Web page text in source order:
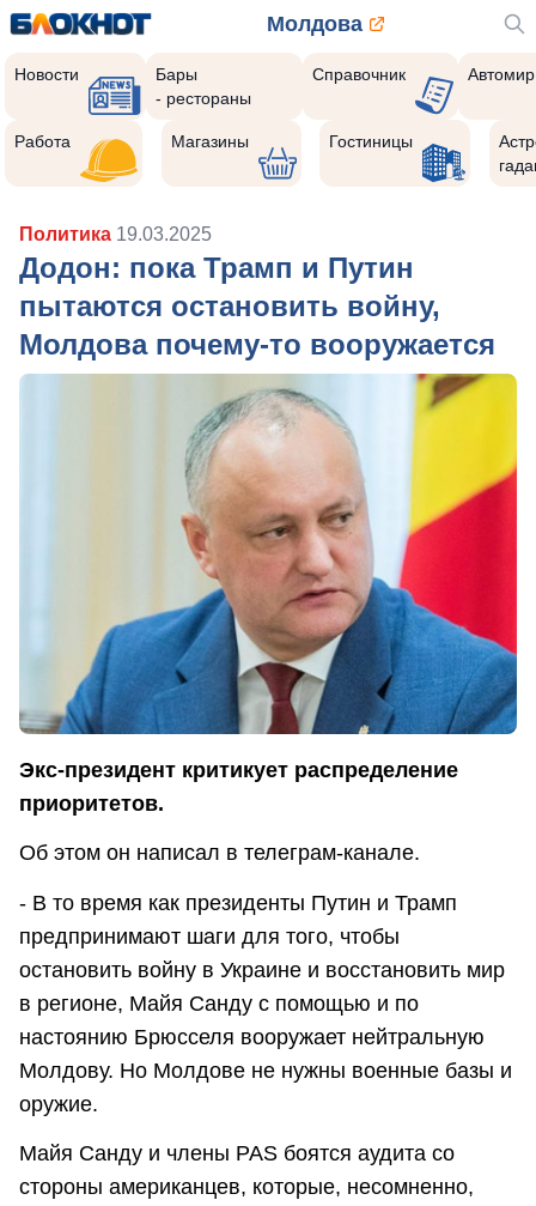
Молдова
Новости
Бары
- рестораны
Справочник Автомир
Работа Магазины Гостиницы
Политика 19.03.2025
Додон: пока Трамп и Путин
пытаются остановить войну,
Молдова почему-то вооружается
Экс-президент критикует распределение
приоритетов.
Об этом он написал в телеграм-канале.
- В то время как президенты Путин и Трамп
предпринимают шаги для того, чтобы
остановить войну в Украине и восстановить мир
в регионе, Майя Санду с помощью и по
настоянию Брюсселя вооружает нейтральную
Молдову. Но Молдове не нужны военные базы и
оружие.
Майя Санду и члены PAS боятся аудита со
стороны американцев, которые, несомненно,